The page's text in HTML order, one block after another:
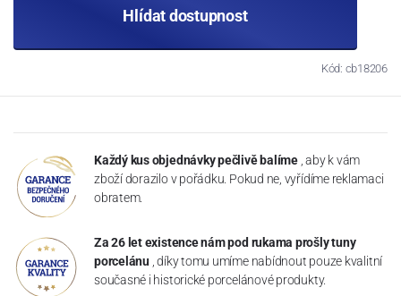
Hlídat dostupnost
Kód: cb18206
Každý kus objednávky pečlivě balíme , aby k vám
zboží dorazilo v pořádku. Pokud ne, vyřídíme reklamaci
obratem.
Za 26 let existence nám pod rukama prošly tuny
porcelánu , díky tomu umíme nabídnout pouze kvalitní
současné i historické porcelánové produkty.